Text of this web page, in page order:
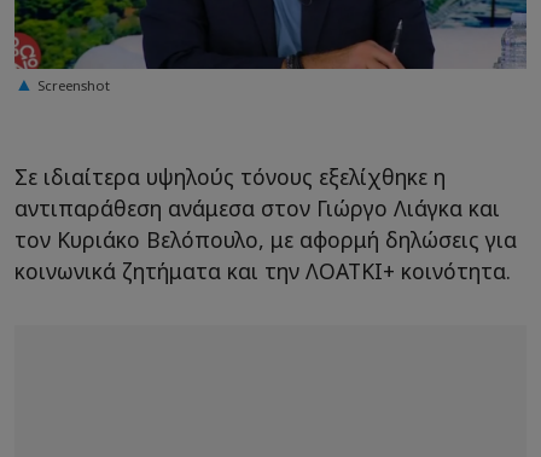
Screenshot
Σε ιδιαίτερα υψηλούς τόνους εξελίχθηκε η
αντιπαράθεση ανάμεσα στον Γιώργο Λιάγκα και
τον Κυριάκο Βελόπουλο, με αφορμή δηλώσεις για
κοινωνικά ζητήματα και την ΛΟΑΤΚΙ+ κοινότητα.